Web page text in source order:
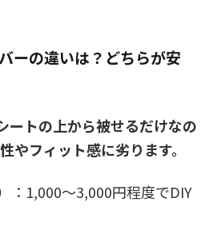
ーの違いは？どちらが安
ートの上から被せるだけなの
やフィット感に劣ります。
：1,000〜3,000円程度でDIY